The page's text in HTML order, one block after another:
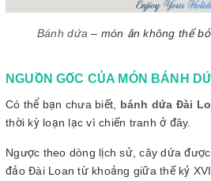
Bánh dứa – món ăn không thể
NGUỒN GỐC CỦA MÓN BÁNH
Có thể bạn chưa biết, bánh dứa Đài
thời kỳ loạn lạc vì chiến tranh ở đây.
Ngược theo dòng lịch sử, cây dứa
đảo Đài Loan từ khoảng giữa thế kỷ